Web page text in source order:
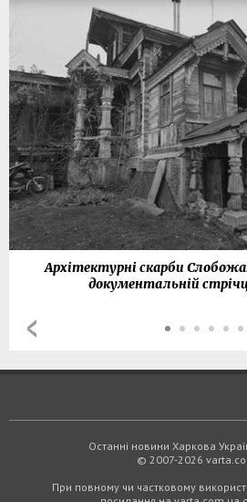
Архітектурні скарби
документальній
Останні новини Харкова
© 2007-2026
При повному чи частковому